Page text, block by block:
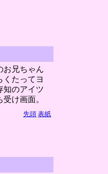
お兄ちゃん
たってヨ
知のアイツ
け画面。
先頭 表紙